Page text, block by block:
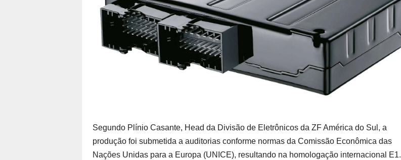
Segundo Plínio Casante, Head da Divisão de Eletrônicos da ZF América do Sul, a
produção foi submetida a auditorias conforme normas da Comissão Econômica das
Nações Unidas para a Europa (UNICE), resultando na homologação internacional E1.